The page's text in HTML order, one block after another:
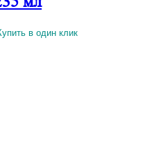
в один клик